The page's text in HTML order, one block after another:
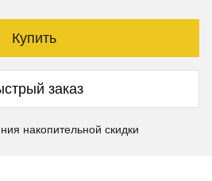
Купить
заказ
накопительной скидки